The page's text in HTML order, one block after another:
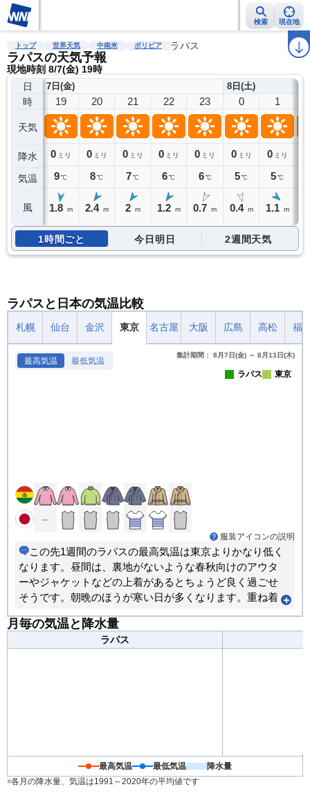
検索 現在地
雨雲レーダー 台風情報 地震情報 警報・注意報 ラ
トップ 世界天気 中南米 ボリビア ラパス
ラパスの天気予報
現地時刻 8/7(金) 19時
日
時
天気
降水
気温
風
7日(金)
19
0 ミリ
9℃
1.8 m
20
0 ミリ
8℃
2.4 m
21
0 ミリ
7℃
2 m
22
0 ミリ
6℃
1.2 m
23
0 ミリ
6 ℃
0.7 m
8日(土)
0
0 ミリ
5℃
0.4 m
1
0 ミリ
5℃
1.1 m
1時間ごと 今日明日 2週間天気
ラパスと日本の気温比較
札幌 仙台 金沢 東京 名古屋 大阪 広島 高松 福
最高気温 最低気温
集計期間： 8月7日(金) ～ 8月13日(木)
ラパス 東京
服装アイコンの説明
この先1週間のラパスの最高気温は東京よりかなり低く
なります。昼間は、裏地がないような春秋向けのアウタ
ーやジャケットなどの上着があるとちょうど良く過ごせ
そうです。朝晩のほうが寒い日が多くなります。重ね着
月毎の気温と降水量
ラパス
最高気温 最低気温
降水量
※各月の降水量、気温は1991～2020年の平均値です